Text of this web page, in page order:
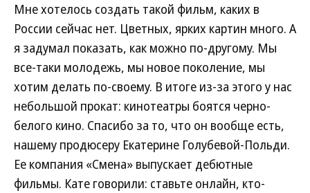
Мне хотелось создать такой фильм, каких в
России сейчас нет. Цветных, ярких картин много. А
я задумал показать, как можно по-другому. Мы
все-таки молодежь, мы новое поколение, мы
хотим делать по-своему. В итоге из-за этого у нас
небольшой прокат: кинотеатры боятся черно-
белого кино. Спасибо за то, что он вообще есть,
нашему продюсеру Екатерине Голубевой-Польди.
Ее компания «Смена» выпускает дебютные
фильмы. Кате говорили: ставьте онлайн, кто-